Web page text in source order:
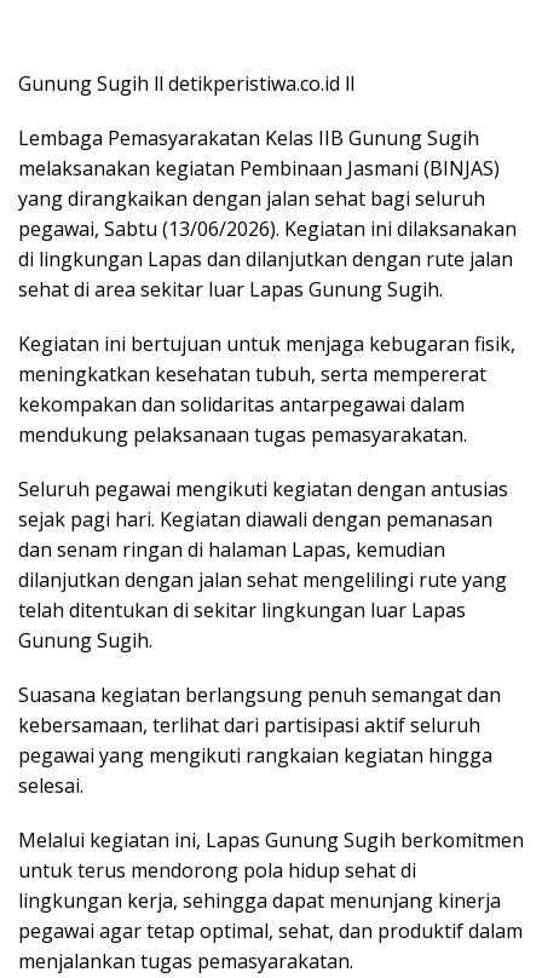
Gunung Sugih ll detikperistiwa.co.id ll
Lembaga Pemasyarakatan Kelas IIB Gunung Sugih
melaksanakan kegiatan Pembinaan Jasmani (BINJAS)
yang dirangkaikan dengan jalan sehat bagi seluruh
pegawai, Sabtu (13/06/2026). Kegiatan ini dilaksanakan
di lingkungan Lapas dan dilanjutkan dengan rute jalan
sehat di area sekitar luar Lapas Gunung Sugih.
Kegiatan ini bertujuan untuk menjaga kebugaran fisik,
meningkatkan kesehatan tubuh, serta mempererat
kekompakan dan solidaritas antarpegawai dalam
mendukung pelaksanaan tugas pemasyarakatan.
Seluruh pegawai mengikuti kegiatan dengan antusias
sejak pagi hari. Kegiatan diawali dengan pemanasan
dan senam ringan di halaman Lapas, kemudian
dilanjutkan dengan jalan sehat mengelilingi rute yang
telah ditentukan di sekitar lingkungan luar Lapas
Gunung Sugih.
Suasana kegiatan berlangsung penuh semangat dan
kebersamaan, terlihat dari partisipasi aktif seluruh
pegawai yang mengikuti rangkaian kegiatan hingga
selesai.
Melalui kegiatan ini, Lapas Gunung Sugih berkomitmen
untuk terus mendorong pola hidup sehat di
lingkungan kerja, sehingga dapat menunjang kinerja
pegawai agar tetap optimal, sehat, dan produktif dalam
menjalankan tugas pemasyarakatan.